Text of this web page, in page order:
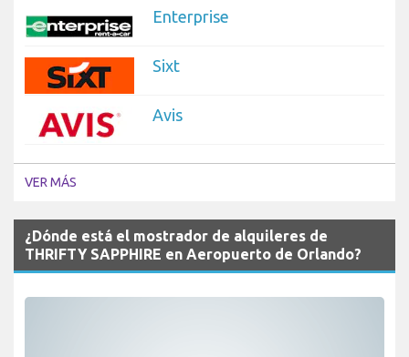
Enterprise
Sixt
Avis
VER MÁS
¿Dónde está el mostrador de alquileres de
THRIFTY SAPPHIRE en Aeropuerto de Orlando?